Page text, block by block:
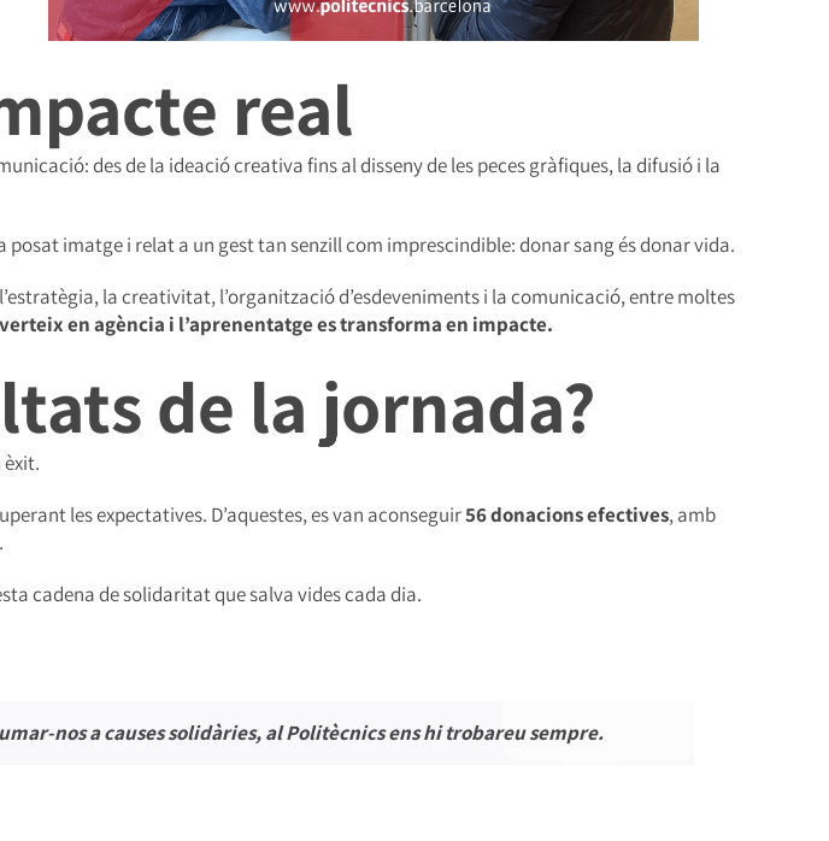
real
des de la ideació creativa fins al disseny de les peces gràfiques, la difusió i la
posat imatge i relat a un gest tan senzill com imprescindible: donar sang és donar vida.
la creativitat, l’organització d’esdeveniments i la comunicació, entre moltes
en agència i l’aprenentatge es transforma en impacte.
de la jornada?
les expectatives. D’aquestes, es van aconseguir56 donacions efectives, amb
.
cadena de solidaritat que salva vides cada dia.
nos a causes solidàries, al Politècnics ens hi trobareu sempre.